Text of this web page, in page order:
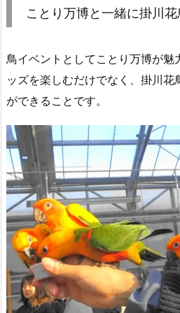
ことり万博と一緒に掛川花
鳥イベントとしてことり万博が魅
ッズを楽しむだけでなく、掛川花
ができることです。